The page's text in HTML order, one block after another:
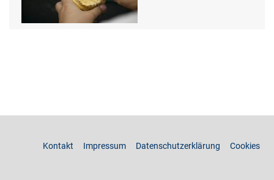
Kontakt Impressum Datenschutzerklärung Cookies